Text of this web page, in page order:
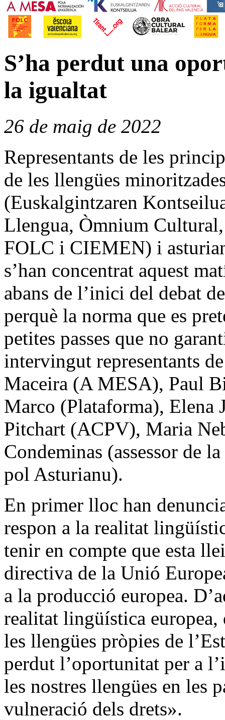
S’ha perdut una
la igualtat
26 de maig de 2022
Representants de les
de les llengües
(Euskalgintzaren
Llengua, Òmnium
FOLC i CIEMEN) i
s’han concentrat aquest
abans de l’inici del debat
perquè la norma que es
petites passes que no
intervingut representants
Maceira (A MESA), Paul
Marco (Plataforma), Elena
Pitchart (ACPV), Maria
Condeminas (assessor de
pol Asturianu).
En primer lloc han
respon a la realitat
tenir en compte que esta
directiva de la Unió
a la producció europea.
realitat lingüística europea,
les llengües pròpies de
perdut l’oportunitat per a
les nostres llengües en les
vulneració dels drets».